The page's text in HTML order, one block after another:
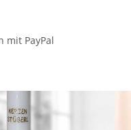
mit PayPal